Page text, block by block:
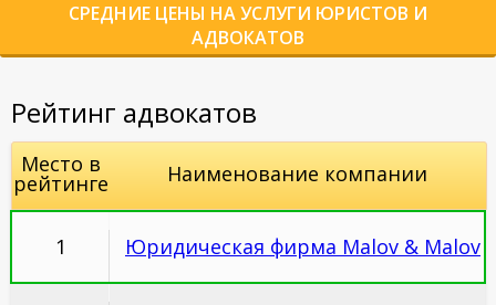
СРЕДНИЕ ЦЕНЫ НА УСЛУГИ ЮРИСТОВ И
АДВОКАТОВ
Рейтинг адвокатов
Место в
рейтинге Наименование компании
1 Юридическая фирма Malov & Malov